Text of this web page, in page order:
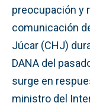
preocupación y
comunicación
Júcar (CHJ)
DANA del
surge en
ministro del